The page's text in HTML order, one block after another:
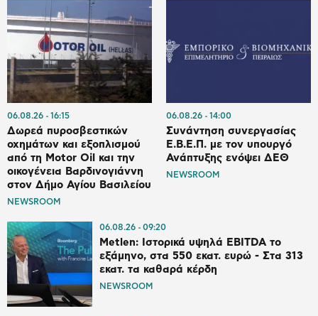
06.08.26 16:15
Δωρεά πυροσβεστικών
οχημάτων και εξοπλισμού
από τη Motor Oil και την
οικογένεια Βαρδινογιάννη
στον Δήμο Αγίου Βασιλείου
NEWSROOM
06.08.26 14:00
Συνάντηση συνεργασίας
Ε.Β.Ε.Π. με τον υπουργό
Ανάπτυξης ενόψει ΔΕΘ
NEWSROOM
06.08.26 09:20
Metlen: Ιστορικά υψηλά EBITDA το
εξάμηνο, στα 550 εκατ. ευρώ - Στα 313
εκατ. τα καθαρά κέρδη
NEWSROOM